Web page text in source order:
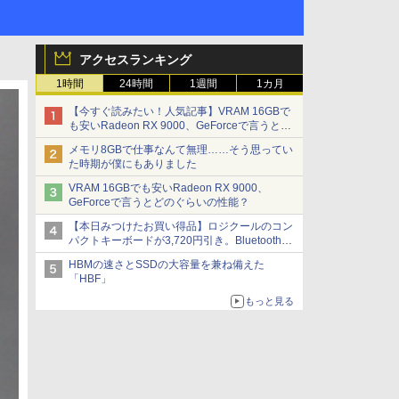
アクセスランキング
1時間 24時間 1週間 1カ月
【今すぐ読みたい！人気記事】VRAM 16GBで
も安いRadeon RX 9000、GeForceで言うとど
のぐらいの性能？ - PC Watch
メモリ8GBで仕事なんて無理……そう思ってい
た時期が僕にもありました
VRAM 16GBでも安いRadeon RX 9000、
GeForceで言うとどのぐらいの性能？
【本日みつけたお買い得品】ロジクールのコン
パクトキーボードが3,720円引き。Bluetoothで3
台接続対応
HBMの速さとSSDの大容量を兼ね備えた
「HBF」
もっと見る